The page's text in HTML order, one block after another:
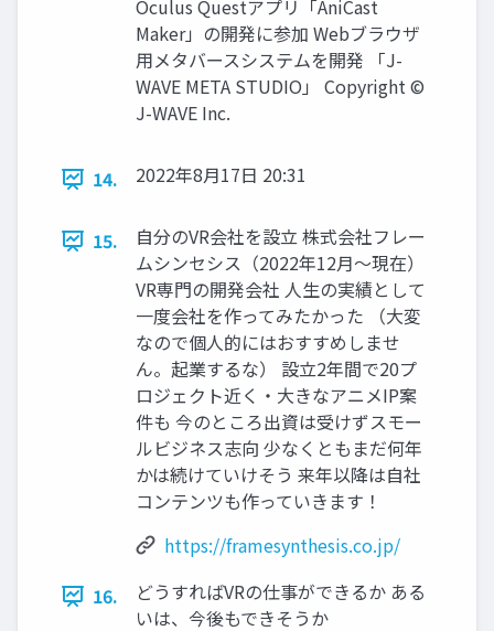
Oculus Questアプリ「AniCast
Maker」の開発に参加 Webブラウザ
用メタバースシステムを開発 「J-
WAVE META STUDIO」 Copyright ©
J-WAVE Inc.
14. 2022年8月17日 20:31
15.
自分のVR会社を設立 株式会社フレー
ムシンセシス（2022年12月～現在）
VR専門の開発会社 人生の実績として
一度会社を作ってみたかった （大変
なので個人的にはおすすめしませ
ん。起業するな） 設立2年間で20プ
ロジェクト近く・大きなアニメIP案
件も 今のところ出資は受けずスモー
ルビジネス志向 少なくともまだ何年
かは続けていけそう 来年以降は自社
コンテンツも作っていきます！
https://framesynthesis.co.jp/
16.
どうすればVRの仕事ができるか ある
いは、今後もできそうか